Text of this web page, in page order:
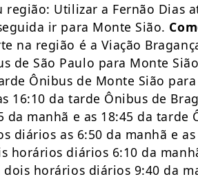
Utilizar a Fernão Dias
ir para Monte Sião.
na região é a Viação
de São Paulo para Monte
Ônibus de Monte Sião
16:10 da tarde Ônibus de
manhã e as 18:45 da tarde
diários as 6:50 da manhã e
horários diários 6:10 da
horários diários 9:40 da